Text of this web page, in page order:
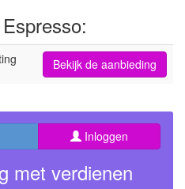
Bekijk de aanbieding
Inloggen
Start vandaag nog met verdienen